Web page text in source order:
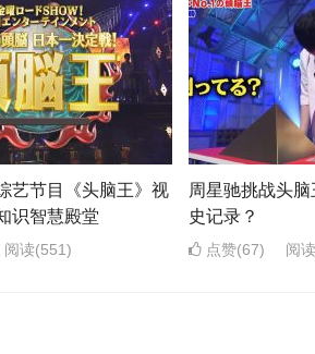
艺节目《头脑王》视
识智慧殿堂
阅读(551)
周星驰挑战头
史记录？
点赞(67) 阅读